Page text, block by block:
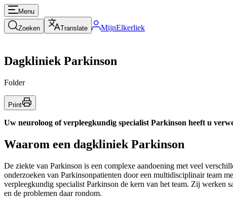
Menu
Zoeken Translate MijnElkerliek
Dagkliniek Parkinson
Folder
Print
Uw neuroloog of verpleegkundig specialist Parkinson heeft u
Waarom een dagkliniek Parkinson
De ziekte van Parkinson is een complexe aandoening met veel
onderzoeken van Parkinsonpatienten door een multidisciplinair team
verpleegkundig specialist Parkinson de kern van het team. Zij werken
en de problemen daar rondom.